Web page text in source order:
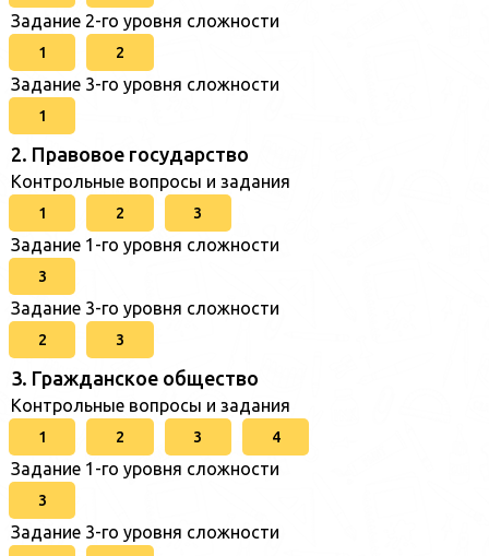
Задание 2-го уровня сложности
1 2
Задание 3-го уровня сложности
1
2. Правовое государство
Контрольные вопросы и задания
1 2 3
Задание 1-го уровня сложности
3
Задание 3-го уровня сложности
2 3
3. Гражданское общество
Контрольные вопросы и задания
1 2 3 4
Задание 1-го уровня сложности
3
Задание 3-го уровня сложности